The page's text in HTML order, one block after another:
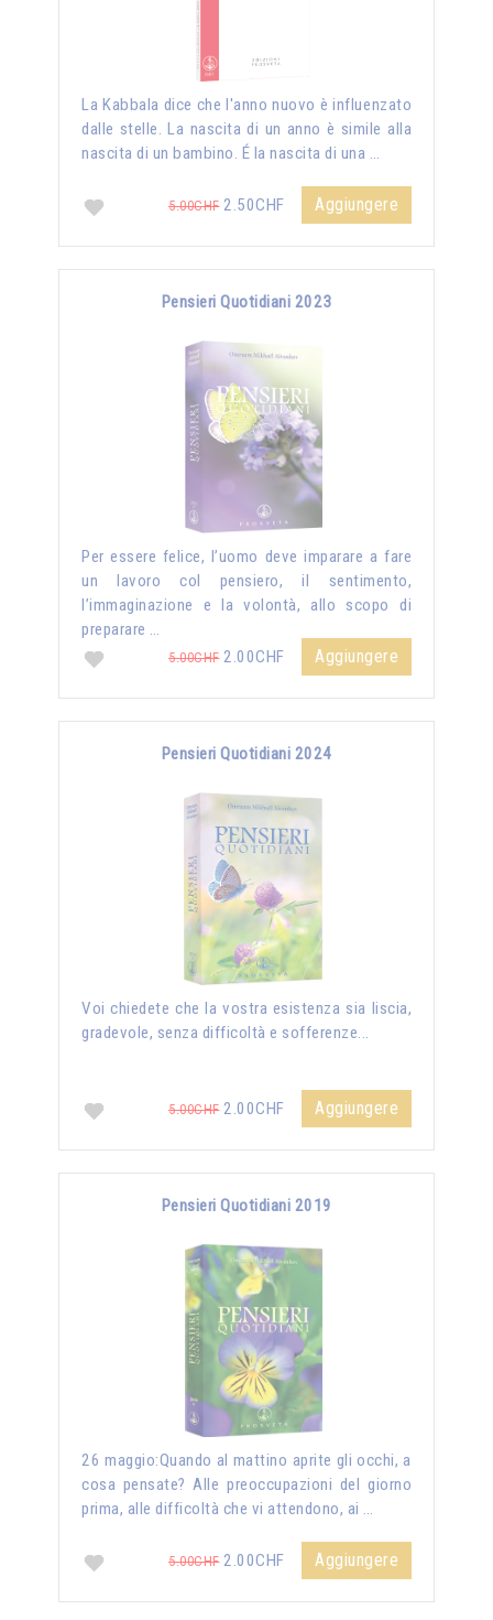
La Kabbala dice che l'anno nuovo è influenzato
dalle stelle. La nascita di un anno è simile alla
nascita di un bambino. É la nascita di una …
5.00CHF2.50CHF Aggiungere
Pensieri Quotidiani 2023
Per essere felice, l’uomo deve imparare a fare
un lavoro col pensiero, il sentimento,
l’immaginazione e la volontà, allo scopo di
preparare …
5.00CHF2.00CHF Aggiungere
Pensieri Quotidiani 2024
Voi chiedete che la vostra esistenza sia liscia,
gradevole, senza difficoltà e sofferenze...
5.00CHF2.00CHF Aggiungere
Pensieri Quotidiani 2019
26 maggio:Quando al mattino aprite gli occhi, a
cosa pensate? Alle preoccupazioni del giorno
prima, alle difficoltà che vi attendono, ai …
5.00CHF2.00CHF Aggiungere